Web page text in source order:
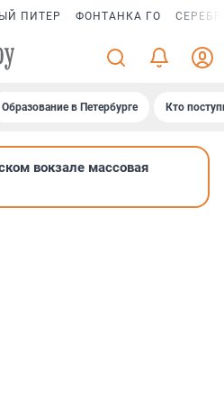
ПИТЕР ФОНТАНКА ГО
Образование в Петербурге Кто
вокзале массовая